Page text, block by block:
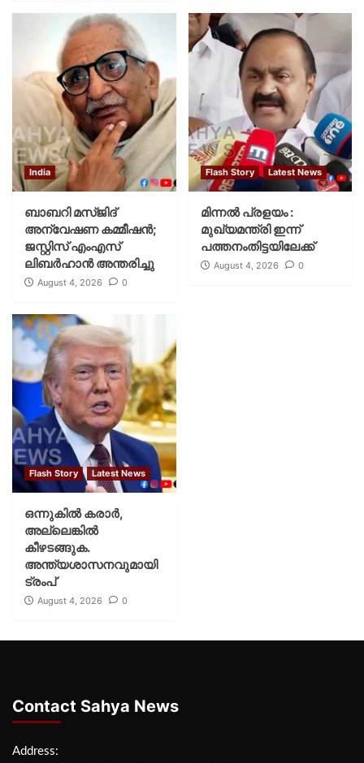
India
ബാബറി മസ്ജിദ്
അന്വേഷണ കമ്മീഷന്‍;
ജസ്റ്റിസ് എംഎസ്
ലിബര്‍ഹാന്‍ അന്തരിച്ചു
August 4, 2026 0
Flash Story Latest News
മിന്നല്‍ പ്രളയം :
മുഖ്യമന്ത്രി ഇന്ന്
പത്തനംതിട്ടയിലേക്ക്
August 4, 2026 0
Flash Story Latest News
ഒന്നുകില്‍ കരാര്‍,
അല്ലെങ്കില്‍
കീഴടങ്ങുക.
അന്ത്യശാസനവുമായി
ട്രംപ്
August 4, 2026 0
Contact Sahya News
Address: